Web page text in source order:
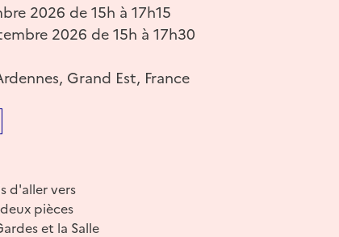
2026 de 15h à 17h15
2026 de 15h à 17h30
Grand Est, France
d'aller vers
pièces
et la Salle